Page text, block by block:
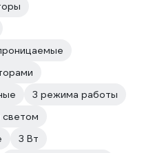
3 режима работы
3 Вт